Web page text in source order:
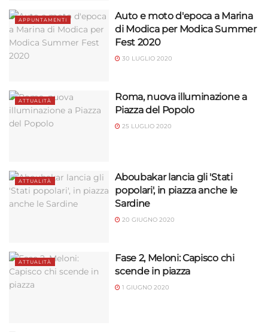
APPUNTAMENTI
Auto e moto d'epoca a Marina
di Modica per Modica Summer
Fest 2020
30 LUGLIO 2020
ATTUALITÀ
Roma, nuova illuminazione a
Piazza del Popolo
25 LUGLIO 2020
ATTUALITÀ
Aboubakar lancia gli 'Stati
popolari', in piazza anche le
Sardine
20 GIUGNO 2020
ATTUALITÀ
Fase 2, Meloni: Capisco chi
scende in piazza
1 GIUGNO 2020